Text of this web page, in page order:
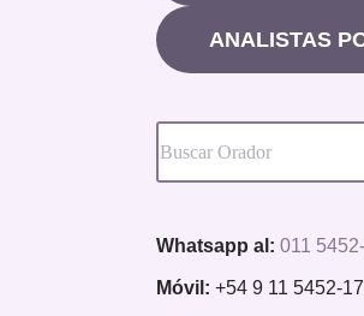
ANALISTAS
Whatsapp al: 011
Móvil: +54 9 11 5452-